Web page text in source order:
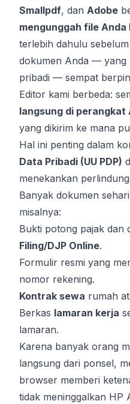
Smallpdf, dan Adobe
mengunggah file
terlebih dahulu
dokumen Anda — yang
pribadi — sempat
Editor kami berbeda:
langsung di perangkat
yang dikirim ke mana
Hal ini penting dalam
Data Pribadi (UU PDP)
menekankan
Banyak dokumen
misalnya:
Bukti potong pajak dan
Filing/DJP Online.
Formulir resmi yang
nomor rekening.
Kontrak sewa rumah
Berkas lamaran kerja
lamaran.
Karena banyak orang
langsung dari ponsel,
browser memberi
tidak meninggalkan HP